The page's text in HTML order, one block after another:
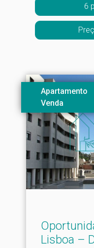
6
Apartamento
Venda
Lisboa –